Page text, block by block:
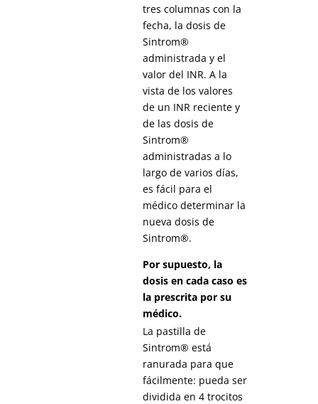
tres columnas con la
fecha, la dosis de
Sintrom®
administrada y el
valor del INR. A la
vista de los valores
de un INR reciente y
de las dosis de
Sintrom®
administradas a lo
largo de varios días,
es fácil para el
médico determinar la
nueva dosis de
Sintrom®.
Por supuesto, la
dosis en cada caso es
la prescrita por su
médico.
La pastilla de
Sintrom® está
ranurada para que
fácilmente: pueda ser
dividida en 4 trocitos